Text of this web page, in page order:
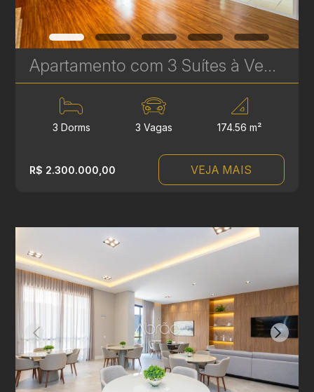
Apartamento com 3 Suítes à Venda no Infinity & Privilege - 174 m² - Ecoville | Ref. 1749
3 Dorms 3 Vagas 174.56 m²
R$ 2.300.000,00 VEJA MAIS